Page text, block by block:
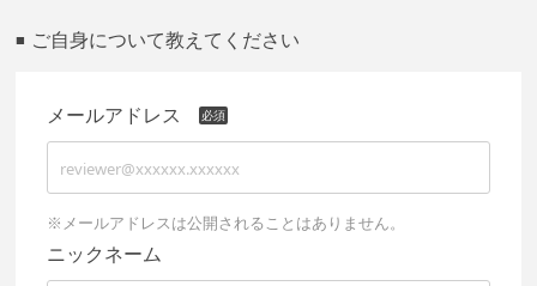
■ ご自身について教えてください
メールアドレス
※メールアドレスは公開されることはありません。
ニックネーム